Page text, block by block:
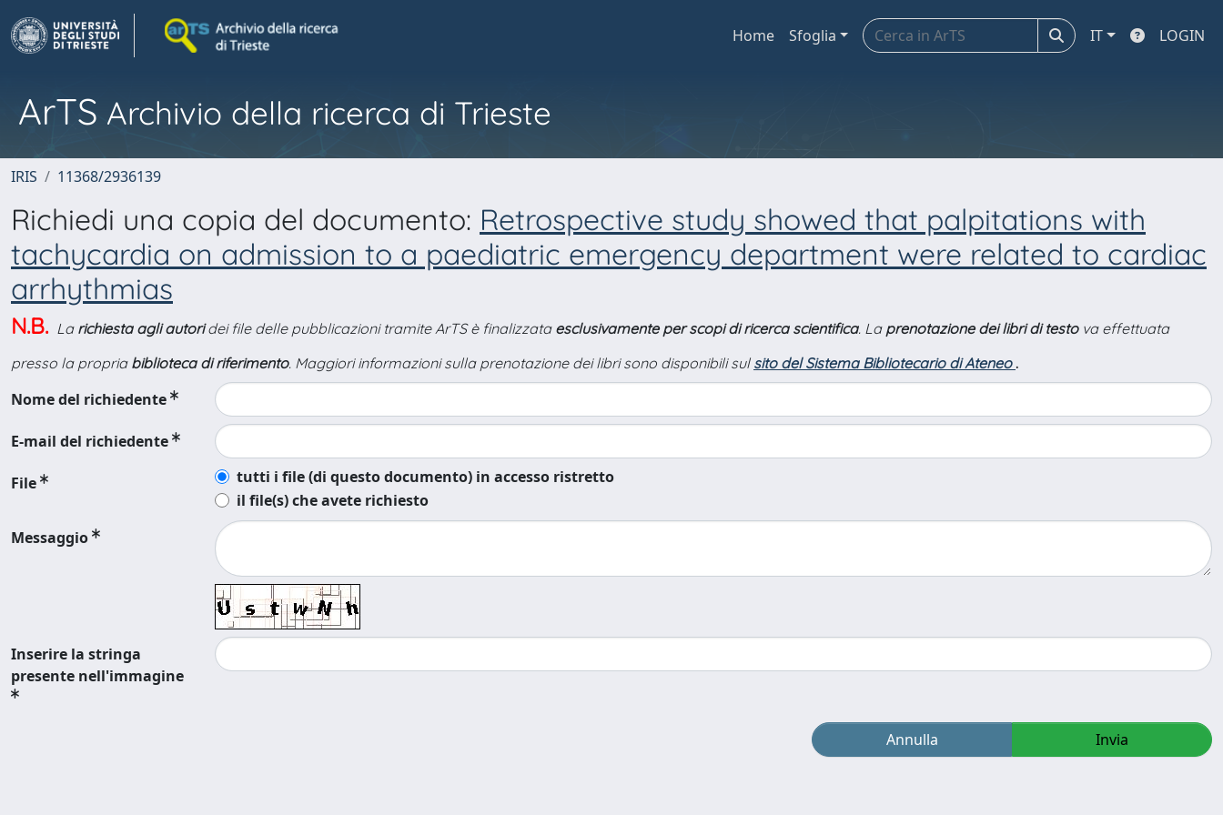
Home Sfoglia IT LOGIN
ArTS Archivio della ricerca di Trieste
IRIS 11368/2936139
Richiedi una copia del documento: Retrospective study showed that palpitations with
tachycardia on admission to a paediatric emergency department were related to cardiac
arrhythmias
N.B. La richiesta agli autoridei file delle pubblicazioni tramite ArTS è finalizzata esclusivamente per scopi di ricerca scientifica. La prenotazione dei libri di testova effettuata
presso la propria biblioteca di riferimento. Maggiori informazioni sulla prenotazione dei libri sono disponibili sul sito del Sistema Bibliotecario di Ateneo .
Nome del richiedente
E-mail del richiedente
File
tutti i file (di questo documento) in accesso ristretto
il file(s) che avete richiesto
Messaggio
Inserire la stringa
presente nell'immagine
Annulla Invia